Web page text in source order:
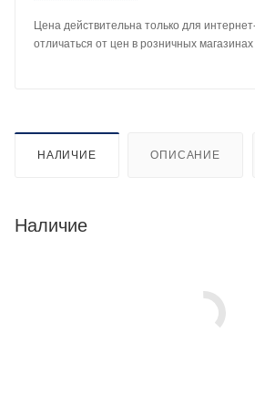
Цена действительна только для
отличаться от цен в розничных магазинах
НАЛИЧИЕ ОПИСАНИЕ
Наличие